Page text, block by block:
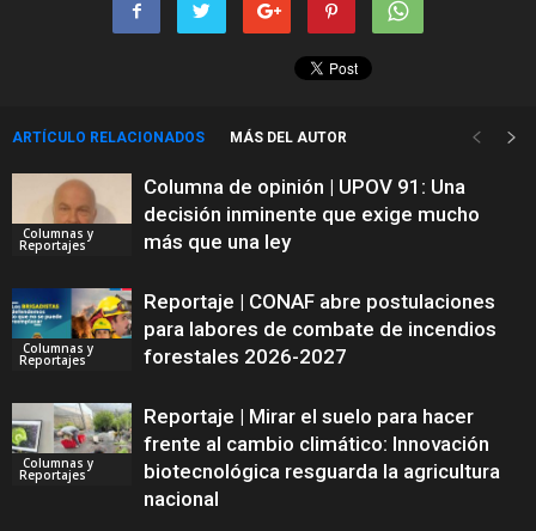
ARTÍCULO RELACIONADOS MÁS DEL AUTOR
Columnas y
Reportajes
Columna de opinión | UPOV 91: Una
decisión inminente que exige mucho
más que una ley
Columnas y
Reportajes
Reportaje | CONAF abre postulaciones
para labores de combate de incendios
forestales 2026-2027
Columnas y
Reportajes
Reportaje | Mirar el suelo para hacer
frente al cambio climático: Innovación
biotecnológica resguarda la agricultura
nacional